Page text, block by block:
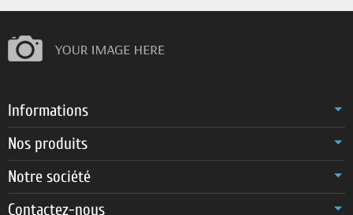
Informations
Nos produits
Notre société
Contactez-nous